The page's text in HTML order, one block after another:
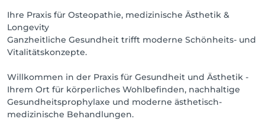
Ihre Praxis für Osteopathie, medizinische Ästhetik &
Longevity
Ganzheitliche Gesundheit trifft moderne Schönheits- und
Vitalitätskonzepte.
Willkommen in der Praxis für Gesundheit und Ästhetik -
Ihrem Ort für körperliches Wohlbefinden, nachhaltige
Gesundheitsprophylaxe und moderne ästhetisch-
medizinische Behandlungen.